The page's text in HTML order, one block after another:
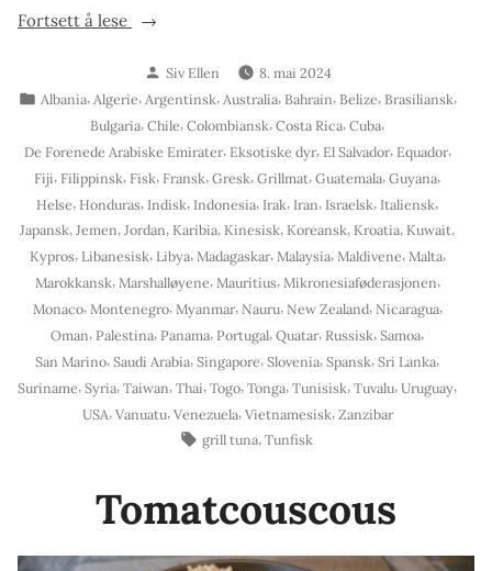
Fortsett å lese
«Fersk
Skrevet
av
Siv Ellen
8. mai 2024
Publisert
Albania, Algerie, Argentinsk, Australia, Bahrain, Belize, Brasiliansk,
Bulgaria, Chile, Colombiansk, Costa Rica, Cuba,
De Forenede Arabiske Emirater, Eksotiske dyr, El Salvador, Equador,
Fiji, Filippinsk, Fisk, Fransk, Gresk, Grillmat, Guatemala, Guyana,
Helse, Honduras, Indisk, Indonesia, Irak, Iran, Israelsk, Italiensk,
Japansk, Jemen, Jordan, Karibia, Kinesisk, Koreansk, Kroatia, Kuwait,
Kypros, Libanesisk, Libya,Madagaskar,Malaysia,Maldivene,Malta,
Marokkansk, Marshalløyene, Mauritius, Mikronesiaføderasjonen,
Monaco, Montenegro, Myanmar, Nauru, New Zealand, Nicaragua,
Oman, Palestina, Panama, Portugal, Quatar, Russisk, Samoa,
San Marino, Saudi Arabia, Singapore, Slovenia, Spansk, Sri Lanka,
Suriname, Syria, Taiwan, Thai, Togo, Tonga, Tunisisk, Tuvalu, Uruguay,
USA, Vanuatu, Venezuela, Vietnamesisk, Zanzibar
Stikkord:
grill tuna, Tunfisk
Tomatcouscous